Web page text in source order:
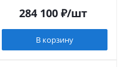
284 100₽/шт
В корзину